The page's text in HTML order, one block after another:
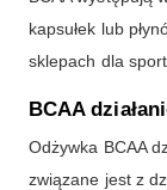
kapsułek lub
sklepach dla
BCAA
Odżywka BCAA
związane jest z